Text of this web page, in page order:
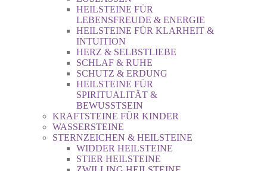
HEILSTEINE FÜR
LEBENSFREUDE & ENERGIE
HEILSTEINE FÜR KLARHEIT &
INTUITION
HERZ & SELBSTLIEBE
SCHLAF & RUHE
SCHUTZ & ERDUNG
HEILSTEINE FÜR
SPIRITUALITÄT &
BEWUSSTSEIN
KRAFTSTEINE FÜR KINDER
WASSERSTEINE
STERNZEICHEN & HEILSTEINE
WIDDER HEILSTEINE
STIER HEILSTEINE